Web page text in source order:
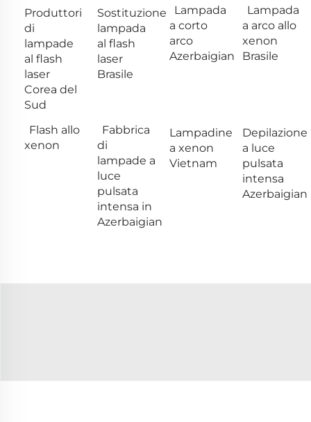
Produttori
di
lampade
al flash
laser
Corea del
Sud
Sostituzione
lampada
al flash
laser
Brasile
Lampada
a corto
arco
Azerbaigian
Lampada
a arco allo
xenon
Brasile
Flash allo
xenon
Fabbrica
di
lampade a
luce
pulsata
intensa in
Azerbaigian
Lampadine
a xenon
Vietnam
Depilazione
a luce
pulsata
intensa
Azerbaigian